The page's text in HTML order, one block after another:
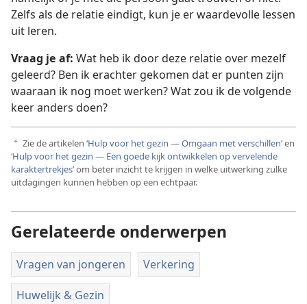
Zelfs als de relatie eindigt, kun je er waardevolle lessen
uit leren.
Vraag je af: Wat heb ik door deze relatie over mezelf
geleerd? Ben ik erachter gekomen dat er punten zijn
waaraan ik nog moet werken? Wat zou ik de volgende
keer anders doen?
a Zie de artikelen ‘Hulp voor het gezin — Omgaan met verschillen’ en
‘Hulp voor het gezin — Een goede kijk ontwikkelen op vervelende
karaktertrekjes’ om beter inzicht te krijgen in welke uitwerking zulke
uitdagingen kunnen hebben op een echtpaar.
Gerelateerde onderwerpen
Vragen van jongeren Verkering
Huwelijk & Gezin